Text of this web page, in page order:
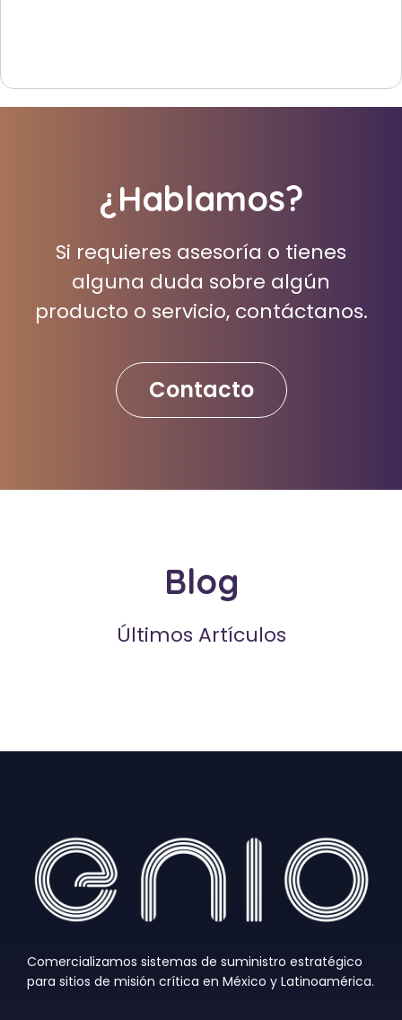
¿Hablamos?
Si requieres asesoría o tienes
alguna duda sobre algún
producto o servicio, contáctanos.
Contacto
Blog
Últimos Artículos
Comercializamos sistemas de suministro estratégico
para sitios de misión crítica en México y Latinoamérica.